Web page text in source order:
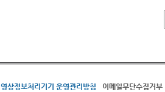
영상정보처리기기 운영관리방침 이메일무단수집거부